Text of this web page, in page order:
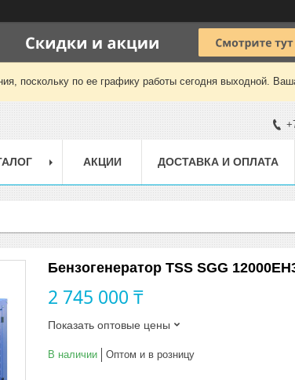
поскольку по ее графику работы сегодня выходной.
АКЦИИ ДОСТАВКА И ОПЛАТА
Бензогенератор TSS SGG
2 745 000 ₸
Показать оптовые цены
В наличии Оптом и в розницу